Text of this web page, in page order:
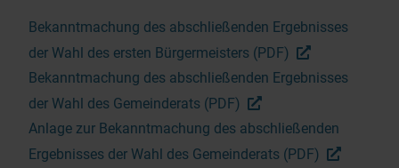
Bekanntmachung des abschließenden Ergebnisses
der Wahl des ersten Bürgermeisters (PDF)
Bekanntmachung des abschließenden Ergebnisses
der Wahl des Gemeinderats (PDF)
Anlage zur Bekanntmachung des abschließenden
Ergebnisses der Wahl des Gemeinderats (PDF)